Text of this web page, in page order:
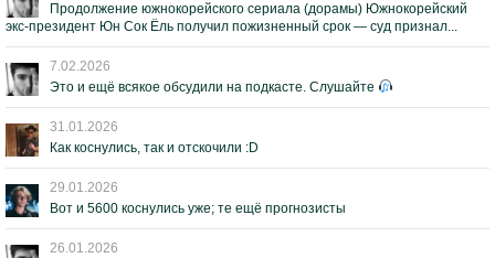
Продолжение южнокорейского сериала (дорамы) Южнокорейский
экс-президент Юн Сок Ёль получил пожизненный срок — суд признал...
7.02.2026
Это и ещё всякое обсудили на подкасте. Слушайте
31.01.2026
Как коснулись, так и отскочили :D
29.01.2026
Вот и 5600 коснулись уже; те ещё прогнозисты
26.01.2026